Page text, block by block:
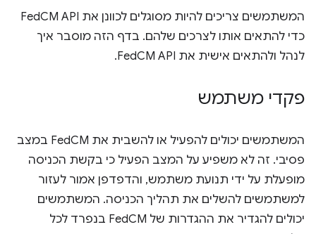
המשתמשים צריכים להיות מסוגלים לכוונן את FedCM API
כדי להתאים אותו לצרכים שלהם. בדף הזה מוסבר איך
לנהל ולהתאים אישית את FedCM API.
פקדי משתמש
המשתמשים יכולים להפעיל או להשבית את FedCM במצב
פסיבי. זה לא משפיע על המצב הפעיל כי בקשת הכניסה
מופעלת על ידי תנועת משתמש, והדפדפן אמור לעזור
למשתמשים להשלים את תהליך הכניסה. המשתמשים
יכולים להגדיר את ההגדרות של FedCM בנפרד לכל